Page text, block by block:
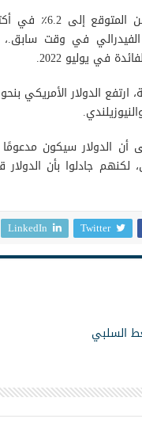
في وقت سابق.،
في يوليو 2022.
أن الدولار سيكون
جادلوا بأن
Twitter
LinkedIn
السلبي